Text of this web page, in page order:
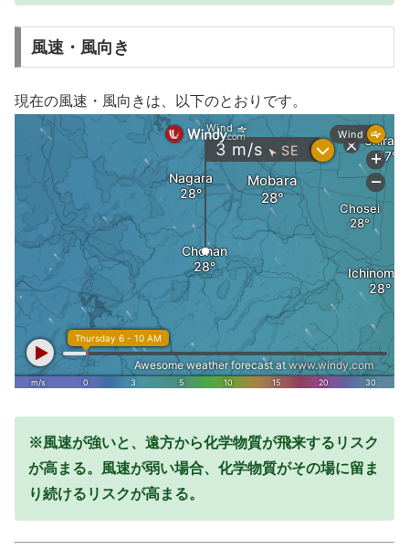
風速・風向き
現在の風速・風向きは、以下のとおりです。
※風速が強いと、遠方から化学物質が飛来するリスク
が高まる。風速が弱い場合、化学物質がその場に留ま
り続けるリスクが高まる。